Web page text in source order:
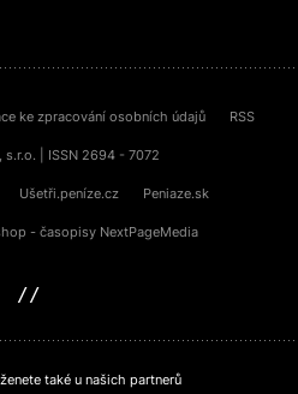
ke zpracování osobních údajů RSS
| ISSN 2694 - 7072
Ušetři.peníze.cz Peniaze.sk
- časopisy NextPageMedia
také u našich partnerů